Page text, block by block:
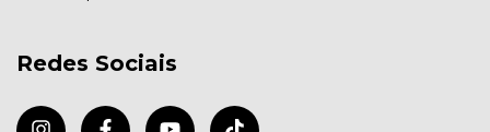
Redes Sociais